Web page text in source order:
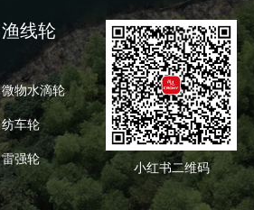
渔线轮
微物水滴轮
纺车轮
雷强轮
小红书二维码